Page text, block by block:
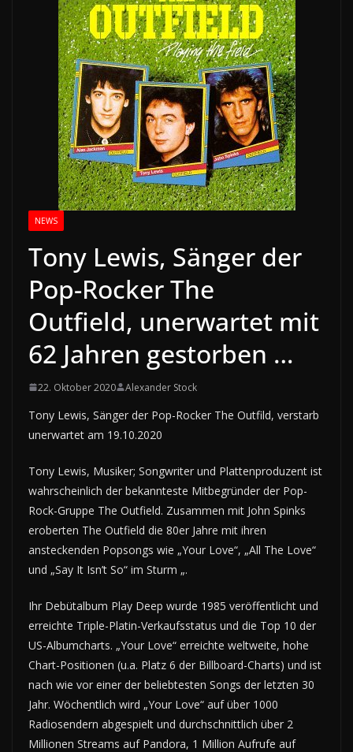
NEWS
Tony Lewis, Sänger der
Pop-Rocker The
Outfield, unerwartet mit
62 Jahren gestorben …
22. Oktober 2020 Alexander Stock
Tony Lewis, Sänger der Pop-Rocker The Outfild, verstarb
unerwartet am 19.10.2020
Tony Lewis, Musiker; Songwriter und Plattenproduzent ist
wahrscheinlich der bekannteste Mitbegründer der Pop-
Rock-Gruppe The Outfield. Zusammen mit John Spinks
eroberten The Outfield die 80er Jahre mit ihren
ansteckenden Popsongs wie „Your Love“, „All The Love“
und „Say It Isn’t So“ im Sturm „.
Ihr Debütalbum Play Deep wurde 1985 veröffentlicht und
erreichte Triple-Platin-Verkaufsstatus und die Top 10 der
US-Albumcharts. „Your Love“ erreichte weltweite, hohe
Chart-Positionen (u.a. Platz 6 der Billboard-Charts) und ist
nach wie vor einer der beliebtesten Songs der letzten 30
Jahr. Wöchentlich wird „Your Love“ auf über 1000
Radiosendern abgespielt und durchschnittlich über 2
Millionen Streams auf Pandora, 1 Million Aufrufe auf